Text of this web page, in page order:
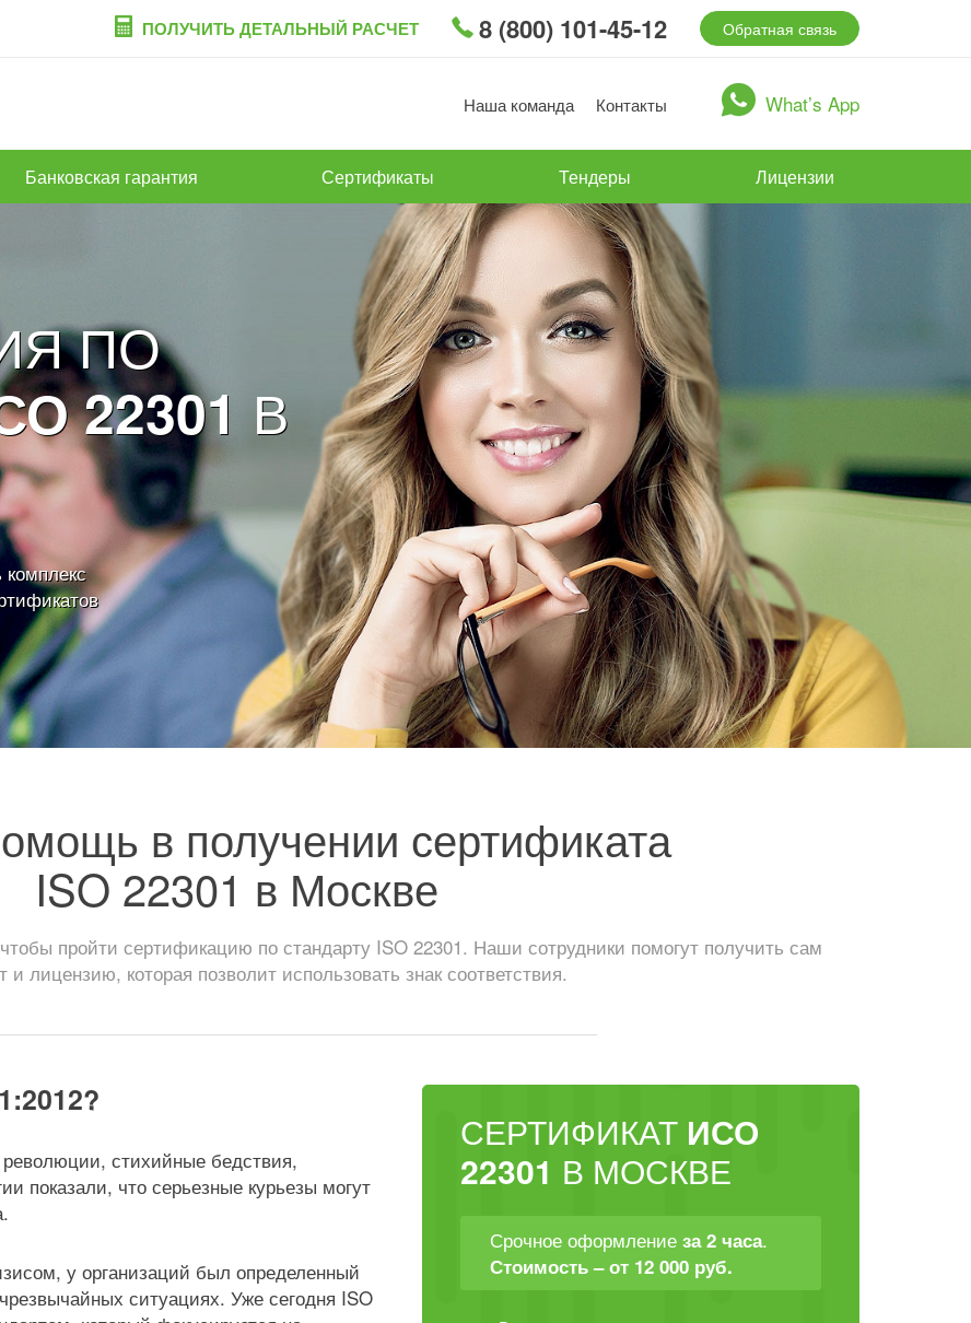
ПОЛУЧИТЬ ДЕТАЛЬНЫЙ РАСЧЕТ 8 (800) 101-45-12 Обратная связь
Наша команда Контакты What’s App
Банковская гарантия Сертификаты Тендеры Лицензии
ПО
22301 В
в получении сертификата
ISO 22301 в Москве
пройти сертификацию по стандарту ISO 22301. Наши сотрудники помогут получить сам
и лицензию, которая позволит использовать знак соответствия.
стихийные бедствия,
показали, что серьезные курьезы могут
у организаций был определенный
ситуациях. Уже сегодня ISO
СЕРТИФИКАТ ИСО
22301 В МОСКВЕ
Срочное оформление за 2 часа.
Стоимость – от 12 000 руб.